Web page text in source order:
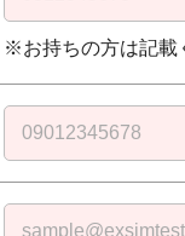
※お持ちの方は記載